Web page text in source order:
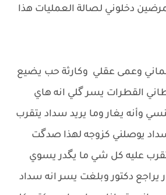
دخلوني لصالة العمليات هذا
عماني وعمى عقلي وكارثة حب يضيع
القطرات يسر گلي انه هاي
وأنه يغار وما يريد سداد يتقرب
يوصلني كزوجه لهذا صدگت
عليه كل شي ما يگدر يسوي
دكتور وبلغت يسر انه سداد